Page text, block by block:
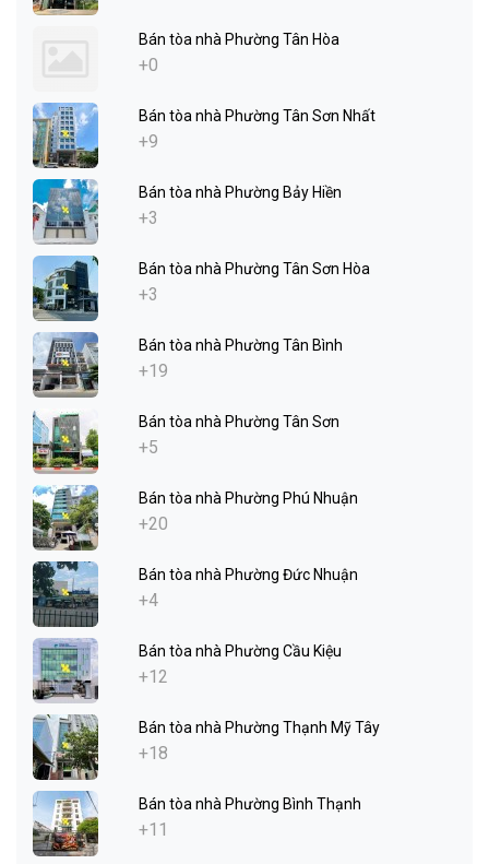
Bán tòa nhà Phường Tân Hòa
+0
Bán tòa nhà Phường Tân Sơn Nhất
+9
Bán tòa nhà Phường Bảy Hiền
+3
Bán tòa nhà Phường Tân Sơn Hòa
+3
Bán tòa nhà Phường Tân Bình
+19
Bán tòa nhà Phường Tân Sơn
+5
Bán tòa nhà Phường Phú Nhuận
+20
Bán tòa nhà Phường Đức Nhuận
+4
Bán tòa nhà Phường Cầu Kiệu
+12
Bán tòa nhà Phường Thạnh Mỹ Tây
+18
Bán tòa nhà Phường Bình Thạnh
+11